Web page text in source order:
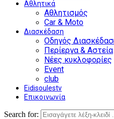
Αθλητικά
Αθλητισμός
Car & Moto
Διασκέδαση
Οδηγός
Περίεργα & Αστεία
Νέες κυκλοφορίες
Event
club
Eidisoulestv
Επικοινωνία
Search for: